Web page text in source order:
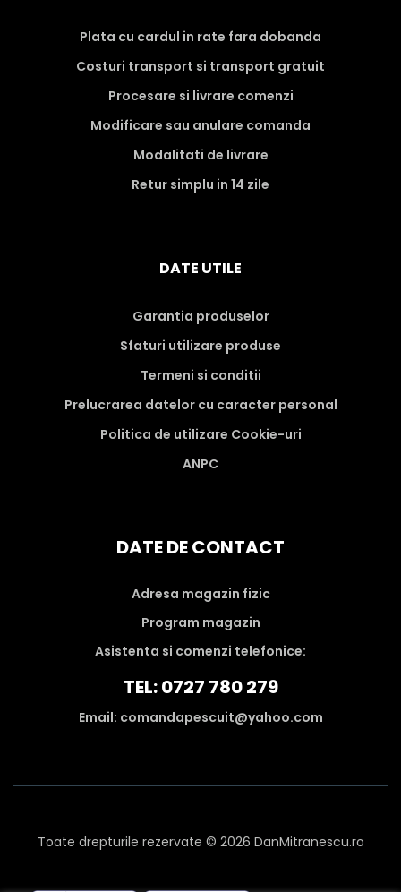
Plata cu cardul in rate fara dobanda
Costuri transport si transport gratuit
Procesare si livrare comenzi
Modificare sau anulare comanda
Modalitati de livrare
Retur simplu in 14 zile
DATE UTILE
Garantia produselor
Sfaturi utilizare produse
Termeni si conditii
Prelucrarea datelor cu caracter personal
Politica de utilizare Cookie-uri
ANPC
DATE DE CONTACT
Adresa magazin fizic
Program magazin
Asistenta si comenzi telefonice:
TEL: 0727 780 279
Email: comandapescuit@yahoo.com
Toate drepturile rezervate © 2026 DanMitranescu.ro